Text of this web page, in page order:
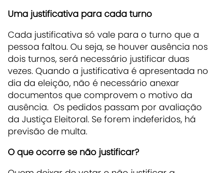
Uma justificativa para cada turno
Cada justificativa só vale para o turno que a
pessoa faltou. Ou seja, se houver ausência nos
dois turnos, será necessário justificar duas
vezes. Quando a justificativa é apresentada no
dia da eleição, não é necessário anexar
documentos que comprovem o motivo da
ausência. Os pedidos passam por avaliação
da Justiça Eleitoral. Se forem indeferidos, há
previsão de multa.
O que ocorre se não justificar?